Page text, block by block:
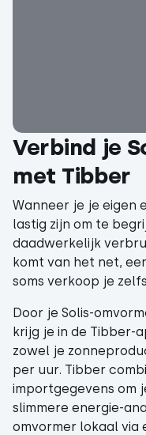
Verbind je
met Tibber
Wanneer je je eigen
lastig zijn om te
daadwerkelijk
komt van het net,
soms verkoop je
Door je Solis-
krijg je in de Tibber-
zowel je
per uur. Tibber
importgegevens om
slimmere energie-
omvormer lokaal via